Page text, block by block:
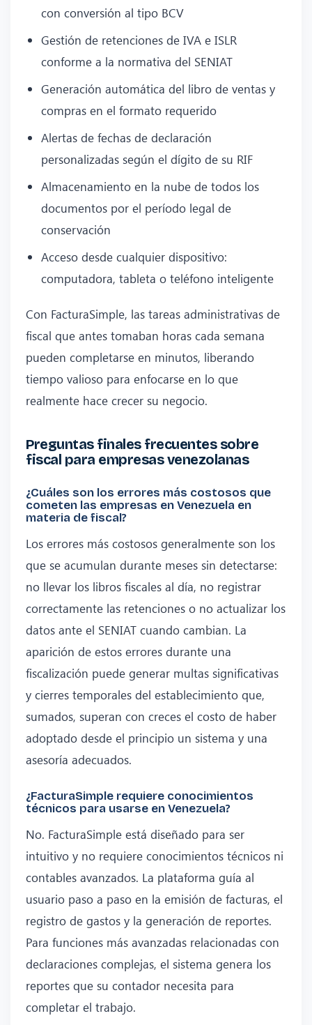
con conversión al tipo BCV
Gestión de retenciones de IVA e ISLR
conforme a la normativa del SENIAT
Generación automática del libro de ventas y
compras en el formato requerido
Alertas de fechas de declaración
personalizadas según el dígito de su RIF
Almacenamiento en la nube de todos los
documentos por el período legal de
conservación
Acceso desde cualquier dispositivo:
computadora, tableta o teléfono inteligente
Con FacturaSimple, las tareas administrativas de
fiscal que antes tomaban horas cada semana
pueden completarse en minutos, liberando
tiempo valioso para enfocarse en lo que
realmente hace crecer su negocio.
Preguntas finales frecuentes sobre
fiscal para empresas venezolanas
¿Cuáles son los errores más costosos que
cometen las empresas en Venezuela en
materia de fiscal?
Los errores más costosos generalmente son los
que se acumulan durante meses sin detectarse:
no llevar los libros fiscales al día, no registrar
correctamente las retenciones o no actualizar los
datos ante el SENIAT cuando cambian. La
aparición de estos errores durante una
fiscalización puede generar multas significativas
y cierres temporales del establecimiento que,
sumados, superan con creces el costo de haber
adoptado desde el principio un sistema y una
asesoría adecuados.
¿FacturaSimple requiere conocimientos
técnicos para usarse en Venezuela?
No. FacturaSimple está diseñado para ser
intuitivo y no requiere conocimientos técnicos ni
contables avanzados. La plataforma guía al
usuario paso a paso en la emisión de facturas, el
registro de gastos y la generación de reportes.
Para funciones más avanzadas relacionadas con
declaraciones complejas, el sistema genera los
reportes que su contador necesita para
completar el trabajo.